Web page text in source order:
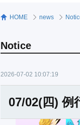
HOME news
Notice
2026-07-02 10:07:19
07/02(四) 例